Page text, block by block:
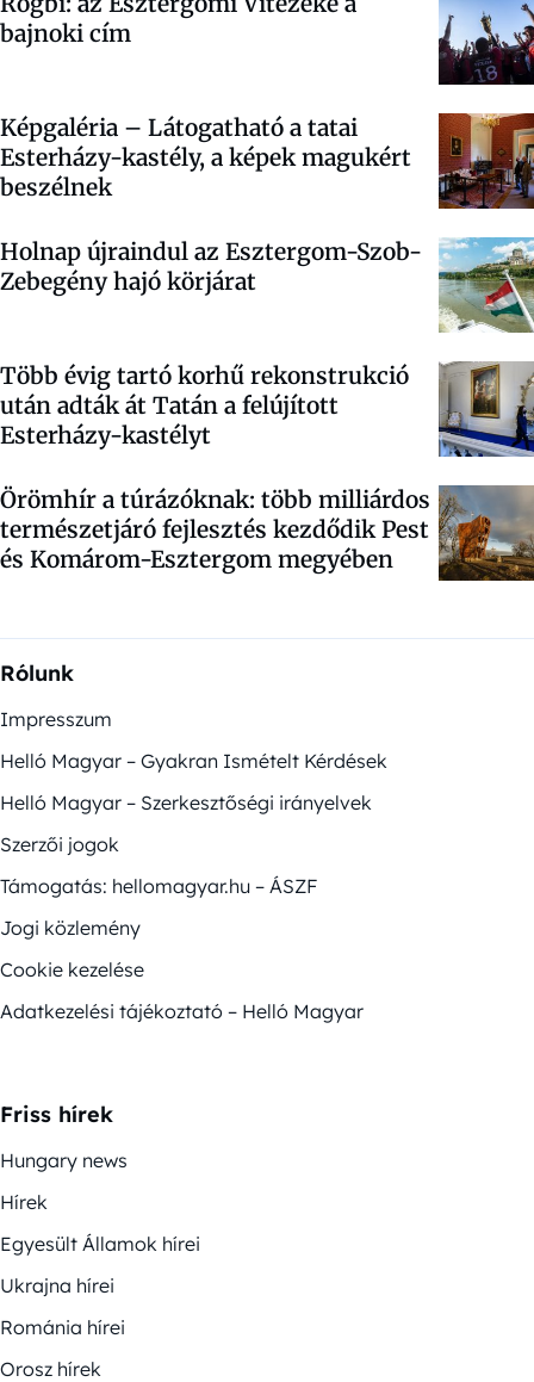
bajnoki cím
Képgaléria – Látogatható a tatai
Esterházy-kastély, a képek magukért
beszélnek
Holnap újraindul az Esztergom-Szob-
Zebegény hajó körjárat
Több évig tartó korhű rekonstrukció
után adták át Tatán a felújított
Esterházy-kastélyt
Örömhír a túrázóknak: több milliárdos
természetjáró fejlesztés kezdődik Pest
és Komárom-Esztergom megyében
Rólunk
Impresszum
Helló Magyar – Gyakran Ismételt Kérdések
Helló Magyar – Szerkesztőségi irányelvek
Szerzői jogok
Támogatás: hellomagyar.hu – ÁSZF
Jogi közlemény
Cookie kezelése
Adatkezelési tájékoztató – Helló Magyar
Friss hírek
Hungary news
Hírek
Egyesült Államok hírei
Ukrajna hírei
Románia hírei
Orosz hírek